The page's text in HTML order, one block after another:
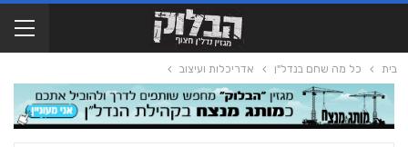
בית כל מה שחם בנדל"ן אדריכלות ועיצוב